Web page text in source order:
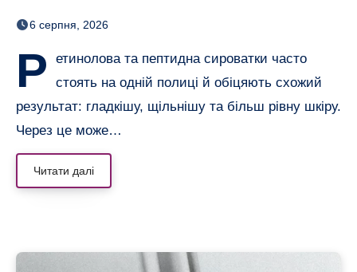
нерівною і чутливою
6 серпня, 2026
Р
етинолова та пептидна сироватки часто
стоять на одній полиці й обіцяють схожий
результат: гладкішу, щільнішу та більш рівну шкіру.
Через це може…
Читати далі